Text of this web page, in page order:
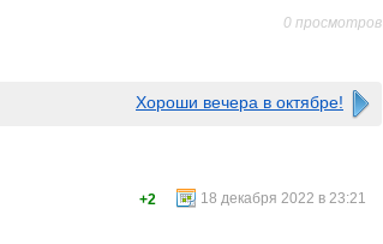
0 просмотров
Хороши вечера в октябре!
18 декабря 2022 в 23:21
+2